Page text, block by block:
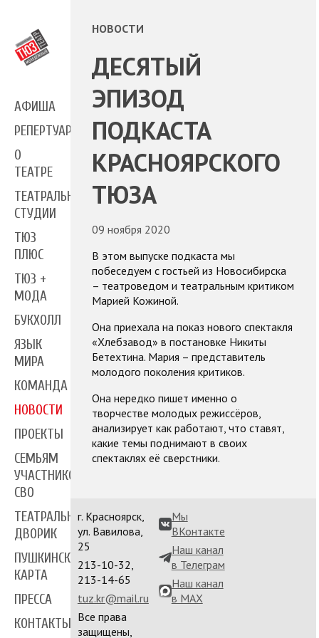
АФИША
РЕПЕРТУАР
О
ТЕАТРЕ
ТЕАТРАЛЬНЫЕ
СТУДИИ
ТЮЗ
ПЛЮС
ТЮЗ +
МОДА
БУКХОЛЛ
ЯЗЫК
МИРА
КОМАНДА
НОВОСТИ
ПРОЕКТЫ
СЕМЬЯМ
УЧАСТНИКОВ
СВО
ТЕАТРАЛЬНЫЙ
ДВОРИК
ПУШКИНСКАЯ
КАРТА
ПРЕССА
КОНТАКТЫ
НОВОСТИ
ДЕСЯТЫЙ
ЭПИЗОД
ПОДКАСТА
КРАСНОЯРСКОГО
ТЮЗА
09 ноября 2020
В этом выпуске подкаста мы
побеседуем с гостьей из Новосибирска
– театроведом и театральным критиком
Марией Кожиной.
Она приехала на показ нового спектакля
«Хлебзавод» в постановке Никиты
Бетехтина. Мария – представитель
молодого поколения критиков.
Она нередко пишет именно о
творчестве молодых режиссёров,
анализирует как работают, что ставят,
какие темы поднимают в своих
спектаклях её сверстники.
г. Красноярск,
ул. Вавилова,
25
213-10-32,
213-14-65
tuz.kr@mail.ru
Все права
защищены,
Мы
ВКонтакте
Наш канал
в Телеграм
Наш канал
в MAX